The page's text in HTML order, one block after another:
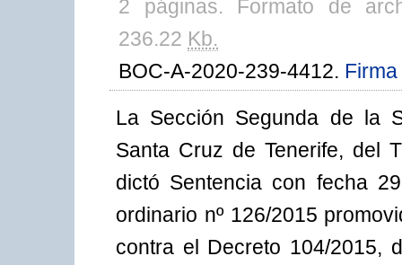
2 páginas. Formato de
236.22 Kb.
BOC-A-2020-239-4412.
La Sección Segunda de la
Santa Cruz de Tenerife, del
dictó Sentencia con fecha
ordinario nº 126/2015
contra el Decreto 104/2015,